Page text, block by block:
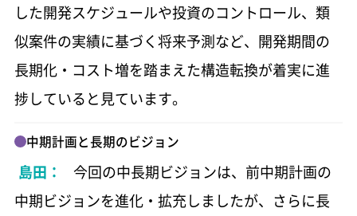
した開発スケジュールや投資のコントロール、類
似案件の実績に基づく将来予測など、開発期間の
長期化・コスト増を踏まえた構造転換が着実に進
捗していると見ています。
中期計画と長期のビジョン
島田：
今回の中長期ビジョンは、前中期計画の
中期ビジョンを進化・拡充しましたが、さらに長
会社情報 590 KB
主要グループ会社一覧